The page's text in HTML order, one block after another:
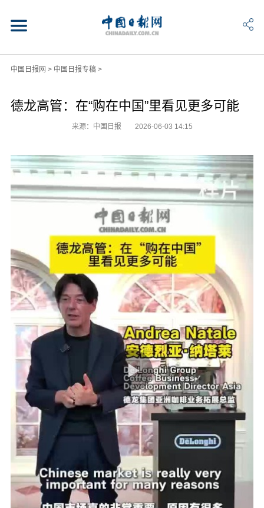
中国日报网 > 中国日报专稿>
德龙高管：在“购在中国”里看见更多可能
来源：中国日报 2026-06-03 14:15